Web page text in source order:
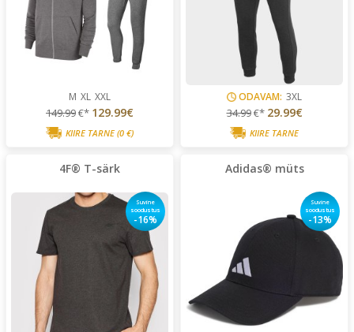
M XL XXL
149.99€* 129.99€
KIIRE TARNE(0 €)
ODAVAM: 3XL
34.99€* 29.99€
KIIRE TARNE
4F® T-särk
Suvine
soodustus
-16%
Adidas® müts
Suvine
soodustus
-13%